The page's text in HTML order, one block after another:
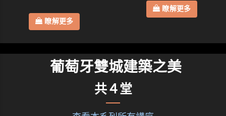
瞭解更多
瞭解更多
葡萄牙雙城建築之美
共４堂